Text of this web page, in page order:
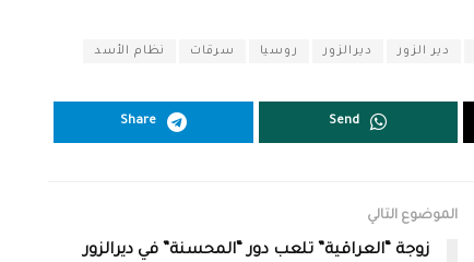
دير الزور ديرالزور روسيا سرقات نظام الأسد
Send
Share
الموضوع التالي
زوجة “العراقية” تلعب دور “المحسنة” في ديرالزور